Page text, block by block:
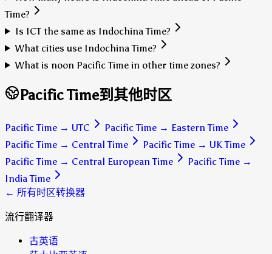
Time?
Is ICT the same as Indochina Time?
What cities use Indochina Time?
What is noon Pacific Time in other time zones?
Pacific Time到其他时区
Pacific Time → UTC Pacific Time → Eastern Time
Pacific Time → Central Time Pacific Time → UK Time
Pacific Time → Central European Time Pacific Time →
India Time
← 所有时区转换器
流行翻译器
古英语